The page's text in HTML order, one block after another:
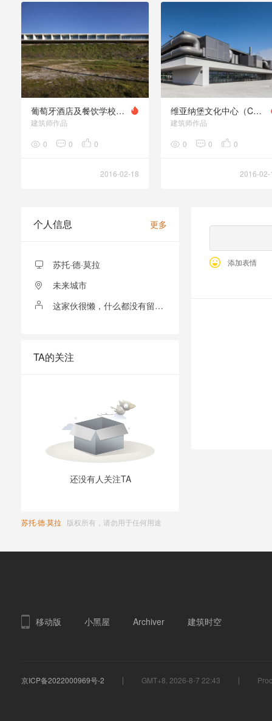
葡萄牙酒店及餐饮学校（Hotel & Catering School）
建筑师作品
0 0 0
2016-02-18
维亚纳堡文化中心（Cultural Center of Viana do Castelo）
建筑师作品
0 0 0
2016-
个人信息 更多
苏托·德·莫拉
未来城市
这家伙很懒，什么都没有留下！
TA的关注
还没有人关注TA
苏托·德·莫拉 版权所有，请勿用于任何用途
添加表情
移动版 小黑屋 Archiver 建筑时空
京ICP备2022000969号-2 GMT+8, 2026-8-7 22:43